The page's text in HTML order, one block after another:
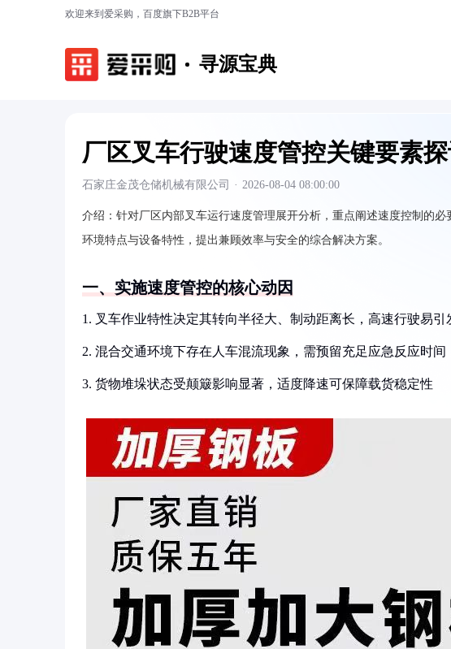
欢迎来到爱采购，百度旗下B2B平台
寻源宝典
厂区叉车行驶速度管控关键要素
石家庄金茂仓储机械有限公司 · 2026-08-04 08:00:00
介绍： 针对厂区内部叉车运行速度管理展开分析，重点阐述速度控制的
环境特点与设备特性，提出兼顾效率与安全的综合解决方案。
一、实施速度管控的核心动因
1. 叉车作业特性决定其转向半径大、制动距离长，高速行驶易引
2. 混合交通环境下存在人车混流现象，需预留充足应急反应时间
3. 货物堆垛状态受颠簸影响显著，适度降速可保障载货稳定性